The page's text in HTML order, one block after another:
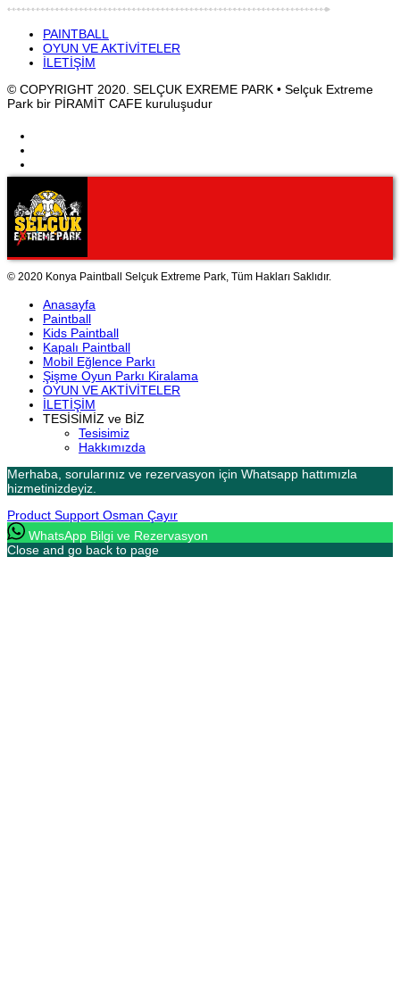
PAINTBALL
OYUN VE AKTİVİTELER
İLETİŞİM
© COPYRIGHT 2020. SELÇUK EXREME PARK • Selçuk Extreme
Park bir PİRAMİT CAFE kuruluşudur
© 2020 Konya Paintball Selçuk Extreme Park, Tüm Hakları Saklıdır.
Anasayfa
Paintball
Kids Paintball
Kapalı Paintball
Mobil Eğlence Parkı
Şişme Oyun Parkı Kiralama
OYUN VE AKTİVİTELER
İLETİŞİM
TESİSİMİZ ve BİZ
Tesisimiz
Hakkımızda
Merhaba, sorularınız ve rezervasyon için Whatsapp hattımızla
hizmetinizdeyiz.
Product Support Osman Çayır
WhatsApp Bilgi ve Rezervasyon
Close and go back to page